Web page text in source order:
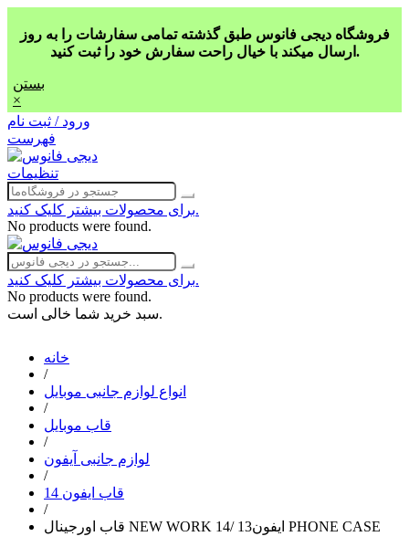
فروشگاه دیجی فانوس طبق گذشته تمامی سفارشات را به روز
ارسال میکند با خیال راحت سفارش خود را ثبت کنید.
بستن
×
ورود / ثبت نام
فهرست
تنظیمات
برای محصولات بیشتر کلیک کنید.
No products were found.
برای محصولات بیشتر کلیک کنید.
No products were found.
سبد خرید شما خالی است.
خانه
/
انواع لوازم جانبی موبایل
/
قاب موبایل
/
لوازم جانبی آیفون
/
قاب ایفون 14
/
قاب اورجینال NEW WORK ایفون13 /14 PHONE CASE